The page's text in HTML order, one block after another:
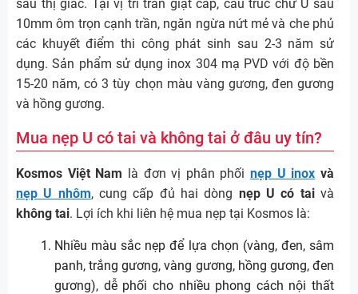
sâu thị giác. Tại vị trí trần giật cấp, cấu trúc chữ U sâu
10mm ôm trọn cạnh trần, ngăn ngừa nứt mẻ và che phủ
các khuyết điểm thi công phát sinh sau 2-3 năm sử
dụng. Sản phẩm sử dụng inox 304 mạ PVD với độ bền
15-20 năm, có 3 tùy chọn màu vàng gương, đen gương
và hồng gương.
Mua nẹp U có tai và không tai ở đâu uy tín?
Kosmos Việt Nam là đơn vị phân phốinẹp U inox và
nẹp U nhôm, cung cấp đủ hai dòng nẹp U có taivà
không tai. Lợi ích khi liên hệ mua nẹp tại Kosmos là:
Nhiều màu sắc nẹp để lựa chọn (vàng, đen, sâm
panh, trắng gương, vàng gương, hồng gương, đen
gương), dễ phối cho nhiều phong cách nội thất